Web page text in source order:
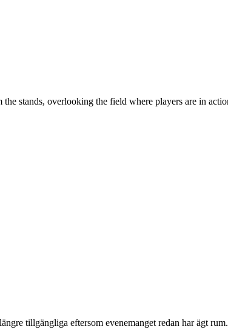
tillgängliga eftersom evenemanget redan har ägt rum.